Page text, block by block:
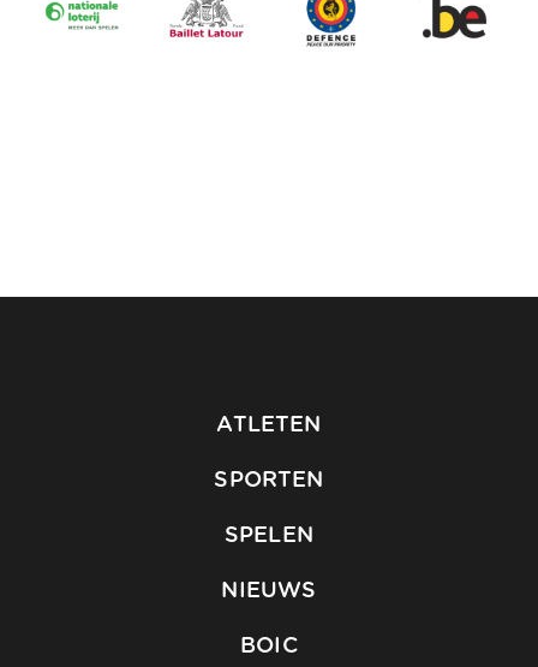
ATLETEN
SPORTEN
SPELEN
NIEUWS
BOIC